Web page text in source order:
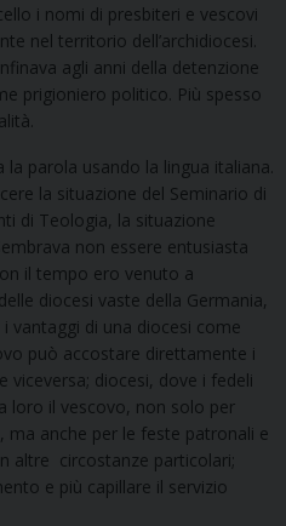
i nomi di presbiteri e vescovi
nel territorio dell’archidiocesi.
agli anni della detenzione
prigioniero politico. Più spesso
parola usando la lingua italiana.
la situazione del Seminario di
di Teologia, la situazione
non essere entusiasta
il tempo ero venuto a
diocesi vaste della Germania,
vantaggi di una diocesi come
può accostare direttamente i
viceversa; diocesi, dove i fedeli
loro il vescovo, non solo per
ma anche per le feste patronali e
altre circostanze particolari;
e più capillare il servizio